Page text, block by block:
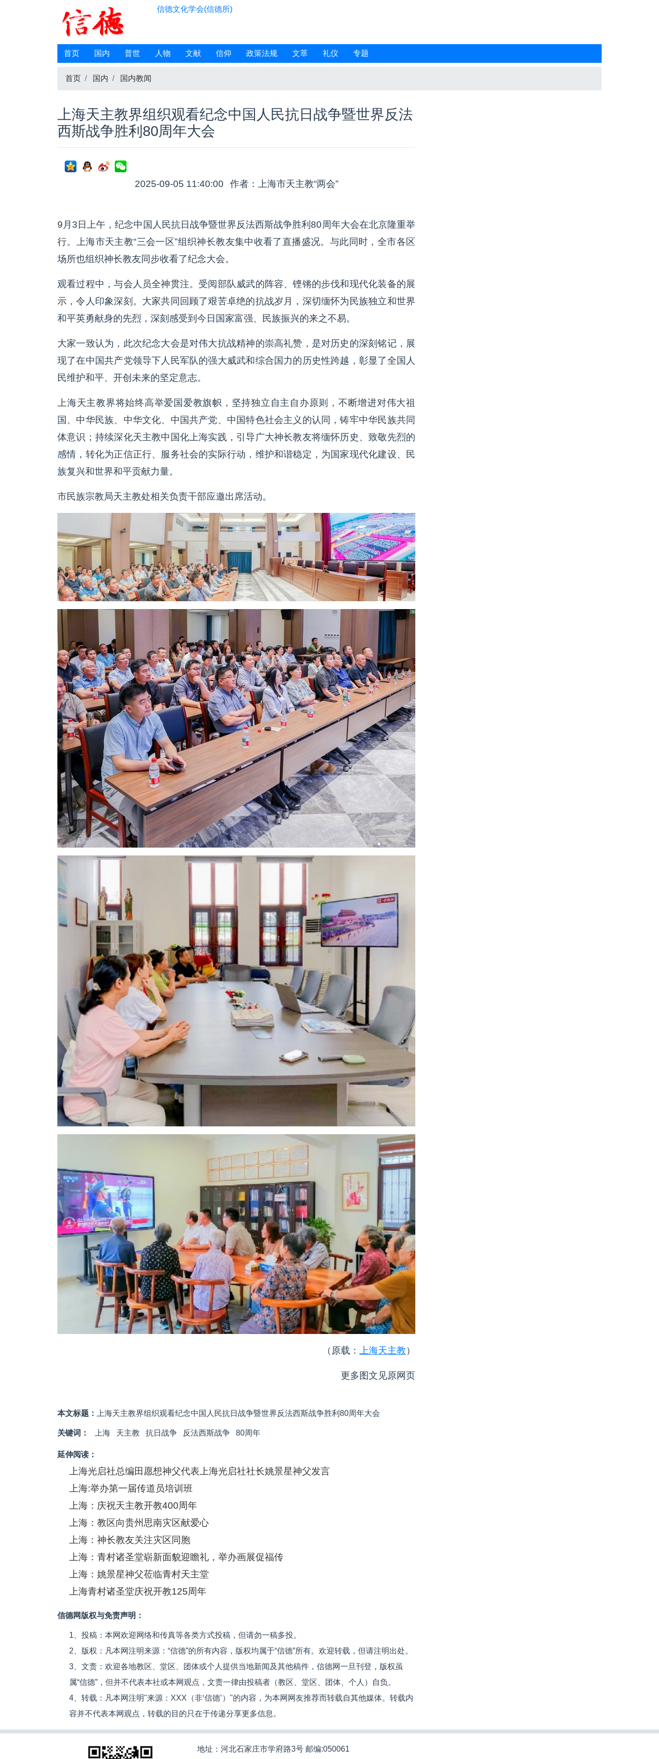
信德文化学会(信德所)
首页 国内 普世 人物 文献 信仰 政策法规 文萃 礼仪 专题
首页 国内 国内教闻
上海天主教界组织观看纪念中国人民抗日战争暨世界反法
西斯战争胜利80周年大会
2025-09-05 11:40:00 作者：上海市天主教“两会”
9月3日上午，纪念中国人民抗日战争暨世界反法西斯战争胜利80周年大会在北京隆重举
行。上海市天主教“三会一区”组织神长教友集中收看了直播盛况。与此同时，全市各区
场所也组织神长教友同步收看了纪念大会。
观看过程中，与会人员全神贯注。受阅部队威武的阵容、铿锵的步伐和现代化装备的展
示，令人印象深刻。大家共同回顾了艰苦卓绝的抗战岁月，深切缅怀为民族独立和世界
和平英勇献身的先烈，深刻感受到今日国家富强、民族振兴的来之不易。
大家一致认为，此次纪念大会是对伟大抗战精神的崇高礼赞，是对历史的深刻铭记，展
现了在中国共产党领导下人民军队的强大威武和综合国力的历史性跨越，彰显了全国人
民维护和平、开创未来的坚定意志。
上海天主教界将始终高举爱国爱教旗帜，坚持独立自主自办原则，不断增进对伟大祖
国、中华民族、中华文化、中国共产党、中国特色社会主义的认同，铸牢中华民族共同
体意识；持续深化天主教中国化上海实践，引导广大神长教友将缅怀历史、致敬先烈的
感情，转化为正信正行、服务社会的实际行动，维护和谐稳定，为国家现代化建设、民
族复兴和世界和平贡献力量。
市民族宗教局天主教处相关负责干部应邀出席活动。
（原载： 上海天主教）
更多图文见原网页
本文标题： 上海天主教界组织观看纪念中国人民抗日战争暨世界反法西斯战争胜利80周年大会
关键词： 上海 天主教 抗日战争 反法西斯战争 80周年
延伸阅读：
上海光启社总编田愿想神父代表上海光启社社长姚景星神父发言
上海:举办第一届传道员培训班
上海：庆祝天主教开教400周年
上海：教区向贵州思南灾区献爱心
上海：神长教友关注灾区同胞
上海：青村诸圣堂崭新面貌迎瞻礼，举办画展促福传
上海：姚景星神父莅临青村天主堂
上海青村诸圣堂庆祝开教125周年
信德网版权与免责声明：
1、投稿：本网欢迎网络和传真等各类方式投稿，但请勿一稿多投。
2、版权：凡本网注明来源：“信德”的所有内容，版权均属于“信德”所有。欢迎转载，但请注明出处。
3、文责：欢迎各地教区、堂区、团体或个人提供当地新闻及其他稿件，信德网一旦刊登，版权虽
属“信德”，但并不代表本社或本网观点，文责一律由投稿者（教区、堂区、团体、个人）自负。
4、转载：凡本网注明"来源：XXX（非‘信德’）"的内容，为本网网友推荐而转载自其他媒体。转载内
容并不代表本网观点，转载的目的只在于传递分享更多信息。
地址：河北石家庄市学府路3号 邮编:050061